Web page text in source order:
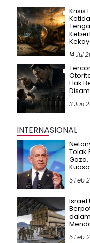
Krisis
14 Jul
Hak
3 Jun
INTERNASIONAL
Tolak
5 Feb
Israel
5 Feb